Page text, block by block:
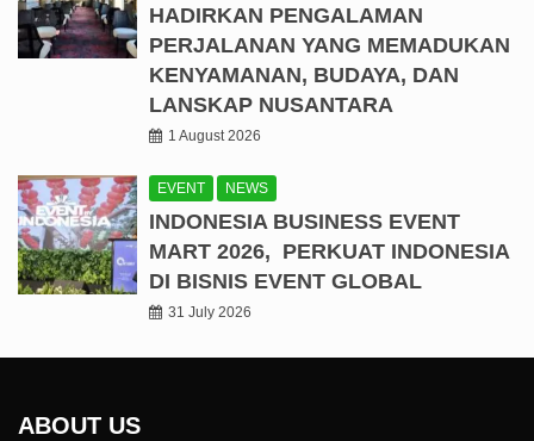
HADIRKAN PENGALAMAN
PERJALANAN YANG MEMADUKAN
KENYAMANAN, BUDAYA, DAN
LANSKAP NUSANTARA
1 August 2026
EVENT NEWS
INDONESIA BUSINESS EVENT
MART 2026, PERKUAT INDONESIA
DI BISNIS EVENT GLOBAL
31 July 2026
ABOUT US